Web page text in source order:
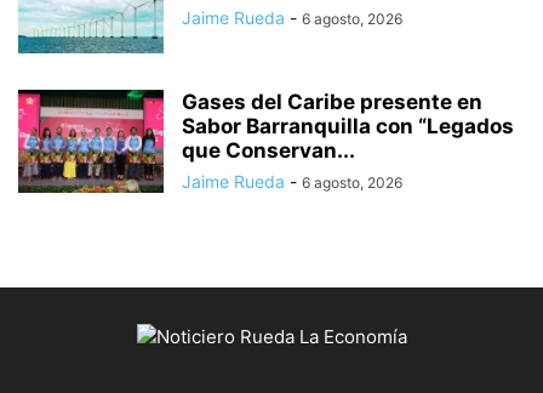
Jaime Rueda - 6 agosto, 2026
Gases del Caribe presente en
Sabor Barranquilla con “Legados
que Conservan...
Jaime Rueda - 6 agosto, 2026